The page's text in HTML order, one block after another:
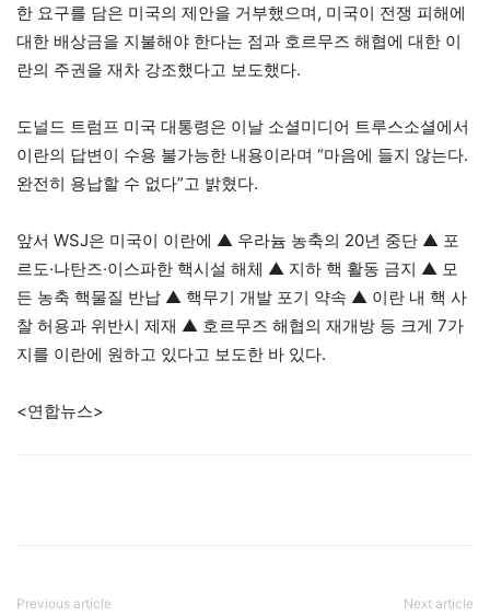
한 요구를 담은 미국의 제안을 거부했으며, 미국이 전쟁 피해에
대한 배상금을 지불해야 한다는 점과 호르무즈 해협에 대한 이
란의 주권을 재차 강조했다고 보도했다.
도널드 트럼프 미국 대통령은 이날 소셜미디어 트루스소셜에서
이란의 답변이 수용 불가능한 내용이라며 “마음에 들지 않는다.
완전히 용납할 수 없다”고 밝혔다.
앞서 WSJ은 미국이 이란에 ▲ 우라늄 농축의 20년 중단 ▲ 포
르도·나탄즈·이스파한 핵시설 해체 ▲ 지하 핵 활동 금지 ▲ 모
든 농축 핵물질 반납 ▲ 핵무기 개발 포기 약속 ▲ 이란 내 핵 사
찰 허용과 위반시 제재 ▲ 호르무즈 해협의 재개방 등 크게 7가
지를 이란에 원하고 있다고 보도한 바 있다.
<연합뉴스>
Previous article Next article